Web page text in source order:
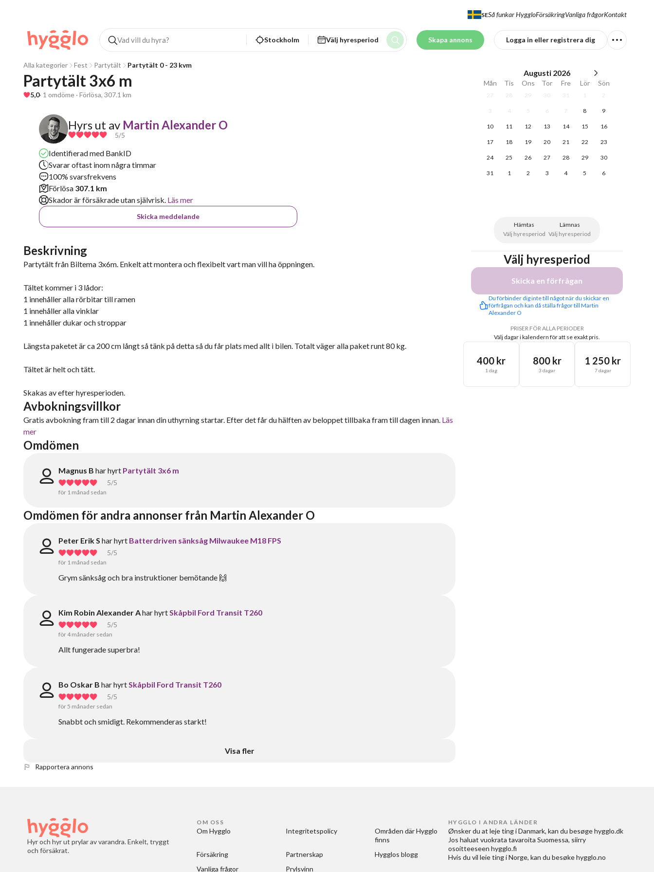
SESå funkar HyggloFörsäkringVanliga frågorKontakt
Stockholm Välj hyresperiod Skapa annons Logga in eller registrera dig
Alla kategorier Fest Partytält Partytält 0 - 23 kvm
Partytält 3x6 m
5,0· 1 omdöme · Förlösa, 307.1 km
Hyrs ut av Martin Alexander O
5/5
Identifierad med BankID
Svarar oftast inom några timmar
100% svarsfrekvens
Förlösa 307.1 km
Skador är försäkrade utan självrisk. Läs mer
Skicka meddelande
Beskrivning
Partytält från Biltema 3x6m. Enkelt att montera och flexibelt vart man vill ha öppningen.
Tältet kommer i 3 lådor:
1 innehåller alla rörbitar till ramen
1 innehåller alla vinklar
1 innehåller dukar och stroppar
Längsta paketet är ca 200 cm långt så tänk på detta så du får plats med allt i bilen. Totalt väger alla paket runt 80 kg.
Tältet är helt och tätt.
Skakas av efter hyresperioden.
Avbokningsvillkor
Gratis avbokning fram till 2 dagar innan din uthyrning startar. Efter det får du hälften av beloppet tillbaka fram till dagen innan. Läs
mer
Omdömen
Magnus B har hyrt Partytält 3x6 m
5/5
för 1 månad sedan
Omdömen för andra annonser från Martin Alexander O
Peter Erik S har hyrt Batterdriven sänksåg Milwaukee M18 FPS
5/5
för 1 månad sedan
Grym sänksåg och bra instruktioner bemötande 🙌
Kim Robin Alexander Ahar hyrtSkåpbil Ford Transit T260
5/5
för 4 månader sedan
Allt fungerade superbra!
Bo Oskar B har hyrtSkåpbil Ford Transit T260
5/5
för 5 månader sedan
Snabbt och smidigt. Rekommenderas starkt!
Visa fler
Augusti 2026
Mån Tis Ons Tor Fre Lör Sön
27 28 29 30 31 1 2
3 4 5 6 7 8 9
10 11 12 13 14 15 16
17 18 19 20 21 22 23
24 25 26 27 28 29 30
31 1 2 3 4 5 6
Hämtas
Välj hyresperiod
Lämnas
Välj hyresperiod
Välj hyresperiod
Skicka en förfrågan
Du förbinder dig inte till något när du skickar en
förfrågan och kan då ställa frågor till Martin
Alexander O
PRISER FÖR ALLA PERIODER
Välj dagar i kalendern för att se exakt pris.
400 kr
1 dag
800 kr
3 dagar
1 250 kr
7 dagar
Rapportera annons
Hyr och hyr ut prylar av varandra. Enkelt, tryggt
och försäkrat.
OM OSS
Om Hygglo
Försäkring
Vanliga frågor
Integritetspolicy
Partnerskap
Prylsvinn
Områden där Hygglo
finns
Hygglos blogg
HYGGLO I ANDRA LÄNDER
Ønsker du at leje ting i Danmark, kan du besøge hygglo.dk
Jos haluat vuokrata tavaroita Suomessa, siirry
osoitteeseen hygglo.fi
Hvis du vil leie ting i Norge, kan du besøke hygglo.no